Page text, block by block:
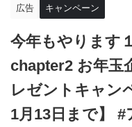
広告 キャンペーン
今年もやります
chapter2 お年玉
レゼントキャン
1月13日まで】